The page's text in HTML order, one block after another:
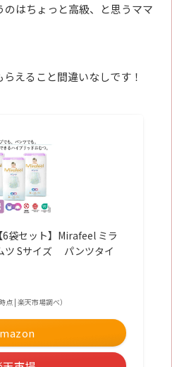
はちょっと高級、と思うママ
えること間違いなしです！
6袋セット】Mirafeel ミラ
ツ Sサイズ パンツタイ
| 楽天市場調べ）